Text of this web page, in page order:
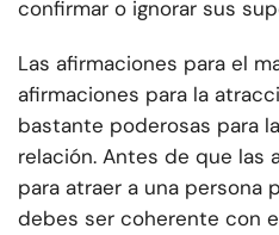
confirmar o ignorar sus
Las afirmaciones para el
afirmaciones para la
bastante poderosas para
relación. Antes de que las
para atraer a una persona
debes ser coherente con